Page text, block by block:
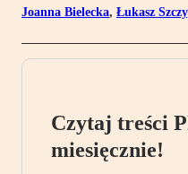
Joanna Bielecka, Łukasz
Czytaj treści
miesięcznie!